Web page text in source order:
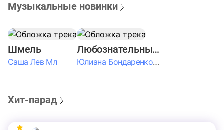
Музыкальные новинки
Шмель
Саша Лев Мл
Любознательные Дети
Юлиана Бондаренко & Амелия Колпакова & Егор Егоров & Валерия Шевченко & Ксюша Косичкина
Хит-парад